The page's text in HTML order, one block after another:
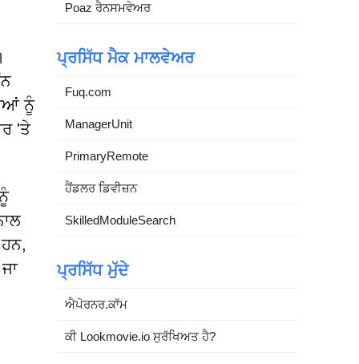
ਨੂੰ
'ਤੇ
Poaz ਰੈਨਸਮਵੇਅਰ
ਪ੍ਰਸਿੱਧ ਮੈਕ ਮਾਲਵੇਅਰ
Fuq.com
ManagerUnit
PrimaryRemote
ਹੈਂਡਲਰ ਡਿਵੀਜ਼ਨ
SkilledModuleSearch
ਪ੍ਰਸਿੱਧ ਮੁੱਦੇ
ਐਪੋਰਨਰ.ਕਾੱਮ
ਕੀ Lookmovie.io ਸੁਰੱਖਿਅਤ ਹੈ?